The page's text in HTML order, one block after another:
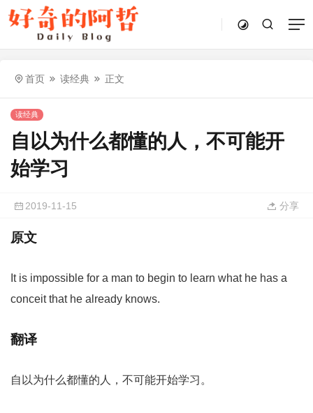
首页 读经典 正文
读经典
自以为什么都懂的人，不可能开
始学习
2019-11-15 分享
原文
It is impossible for a man to begin to learn what he has a
conceit that he already knows.
翻译
自以为什么都懂的人，不可能开始学习。